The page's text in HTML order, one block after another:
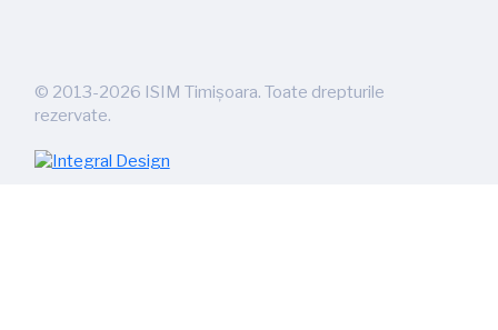
© 2013-2026 ISIM Timișoara. Toate drepturile
rezervate.